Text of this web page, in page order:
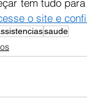
tem tudo
o site e
saude